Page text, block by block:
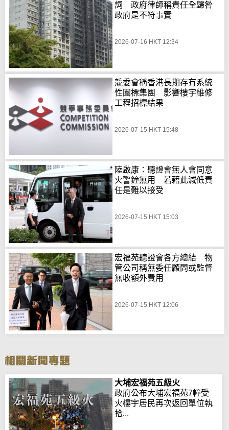
詞 政府律師稱責任全歸咎
政府是不符事實
2026-07-16 HKT 12:34
競委會稱香港長期存有系統
性圍標集團 影響樓宇維修
工程招標結果
2026-07-15 HKT 15:48
陸啟康：聽證會無人會同意
火警鐘無用 若藉此減低責
任是難以接受
2026-07-15 HKT 15:03
宏福苑聽證會各方總結 物
管公司稱無委任顧問或監督
無收額外費用
2026-07-15 HKT 12:06
大埔宏福苑五級火
政府公布大埔宏福苑7幢受
火樓宇居民再次返回單位執
拾...